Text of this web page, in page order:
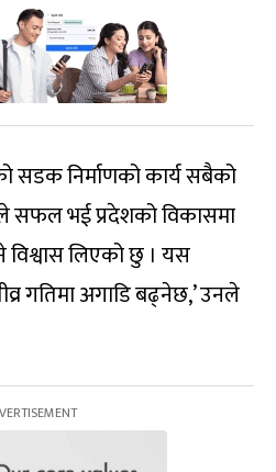
सडक निर्माणको कार्य सबैको
सफल भई प्रदेशको विकासमा
विश्वास लिएको छु । यस
गतिमा अगाडि बढ्नेछ,’ उनले